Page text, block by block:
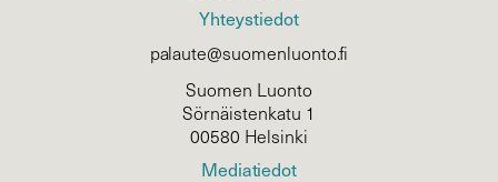
Yhteystiedot
palaute@suomenluonto.fi
Suomen Luonto
Sörnäistenkatu 1
00580 Helsinki
Mediatiedot